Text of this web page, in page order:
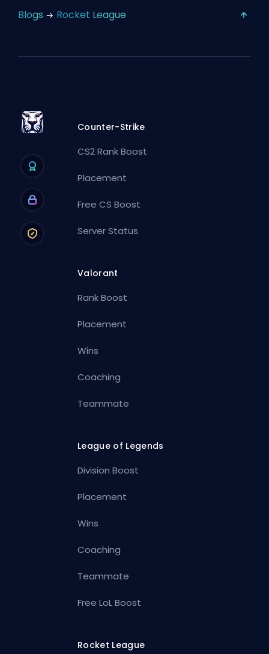
Blogs Rocket League
Counter-Strike
CS2 Rank Boost
Placement
Free CS Boost
Server Status
Valorant
Rank Boost
Placement
Wins
Coaching
Teammate
League of Legends
Division Boost
Placement
Wins
Coaching
Teammate
Free LoL Boost
Rocket League